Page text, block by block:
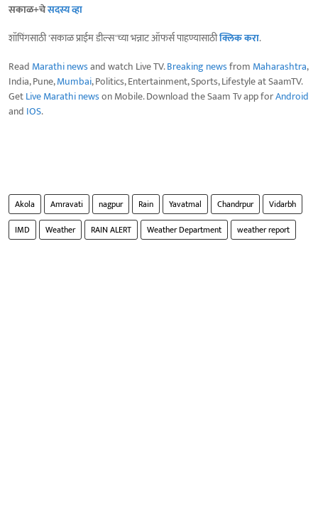
सकाळ+चेसदस्य व्हा
शॉपिंगसाठी 'सकाळ प्राईम डील्स'च्या भन्नाट ऑफर्स पाहण्यासाठीक्लिक करा.
Read Marathi newsand watch Live TV.Breaking newsfrom Maharashtra,
India, Pune,Mumbai, Politics, Entertainment, Sports, Lifestyle at SaamTV.
GetLive Marathi newson Mobile. Download the Saam Tv app forAndroid
and IOS.
Akola Amravati nagpur Rain Yavatmal Chandrpur
Vidarbh
IMD
Weather RAIN ALERT Weather Department weather report